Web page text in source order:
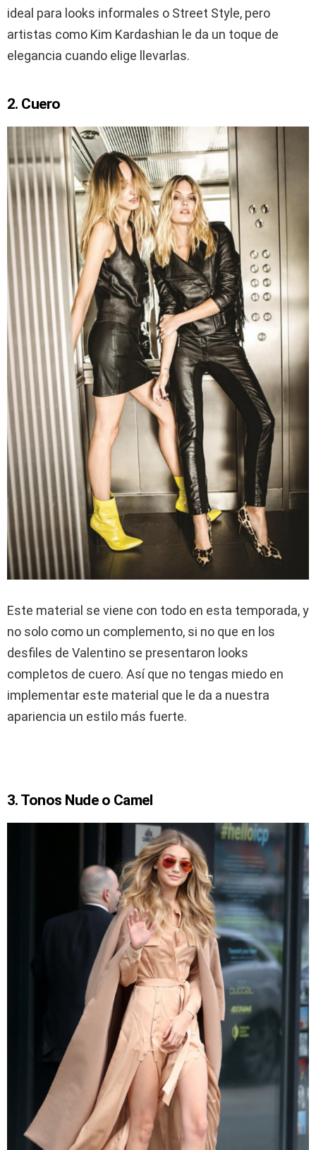
ideal para looks informales o Street Style, pero
artistas como Kim Kardashian le da un toque de
elegancia cuando elige llevarlas.
2. Cuero
Este material se viene con todo en esta temporada, y
no solo como un complemento, si no que en los
desfiles de Valentino se presentaron looks
completos de cuero. Así que no tengas miedo en
implementar este material que le da a nuestra
apariencia un estilo más fuerte.
3. Tonos Nude o Camel